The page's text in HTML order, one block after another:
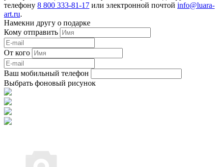
телефону 8 800 333-81-17 или электронной почтой info@luara-
art.ru.
Намекни другу о подарке
Кому отправить
От кого
Ваш мобильный телефон
Выбрать фоновый рисунок